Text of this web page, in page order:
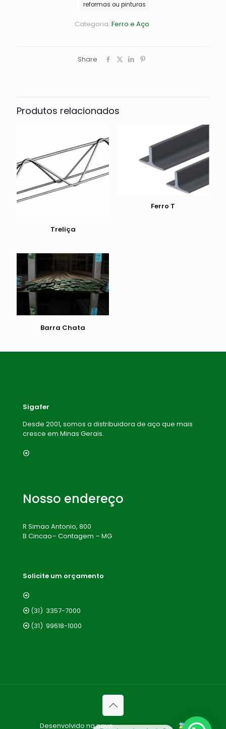
Categoria: Ferro e Aço
reformas ou pinturas
Share
Produtos relacionados
Treliça
Ferro T
Barra Chata
Sigafer
Desde 2001, somos a distribuidora de aço que mais
cresce em Minas Gerais.
Nosso endereço
R Simao Antonio, 800
B Cincao– Contagem – MG
Solicite um orçamento
(31) 3357-7000
(31) 99618-1000
Desenvolvido na naveMigre Seu Negócio